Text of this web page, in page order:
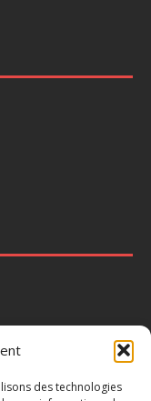
des technologies